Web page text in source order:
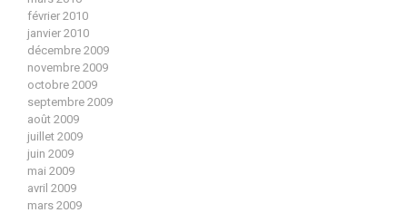
février 2010
janvier 2010
décembre 2009
novembre 2009
octobre 2009
septembre 2009
août 2009
juillet 2009
juin 2009
mai 2009
avril 2009
mars 2009